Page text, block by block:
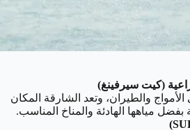
(كيت سيرفينغ)
والطيران، وتعد الشارقة المكان
بفضل مياهها الهادئة والمناخ المناسب.